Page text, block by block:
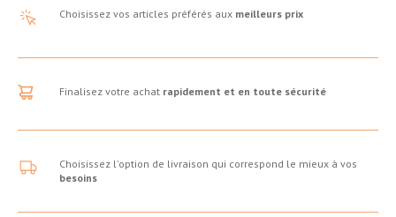
Choisissez vos articles préférés aux meilleurs prix
Finalisez votre achat rapidement et en toute sécurité
Choisissez l'option de livraison qui correspond le mieux à vos
besoins